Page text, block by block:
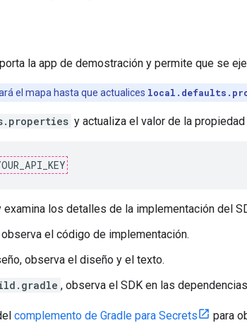
la app de demostración y permite que se
el mapa hasta que actualices
y actualiza el valor de la propiedad
examina los detalles de la implementación del
observa el código de implementación.
observa el diseño y el texto.
, observa el SDK en las
complemento de Gradle para Secrets
para